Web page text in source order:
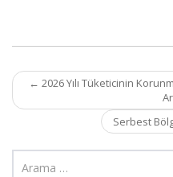
Post
navigation
← 2026 Yılı Tüketicinin
Serbest